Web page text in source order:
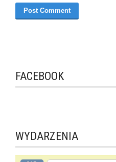
FACEBOOK
WYDARZENIA